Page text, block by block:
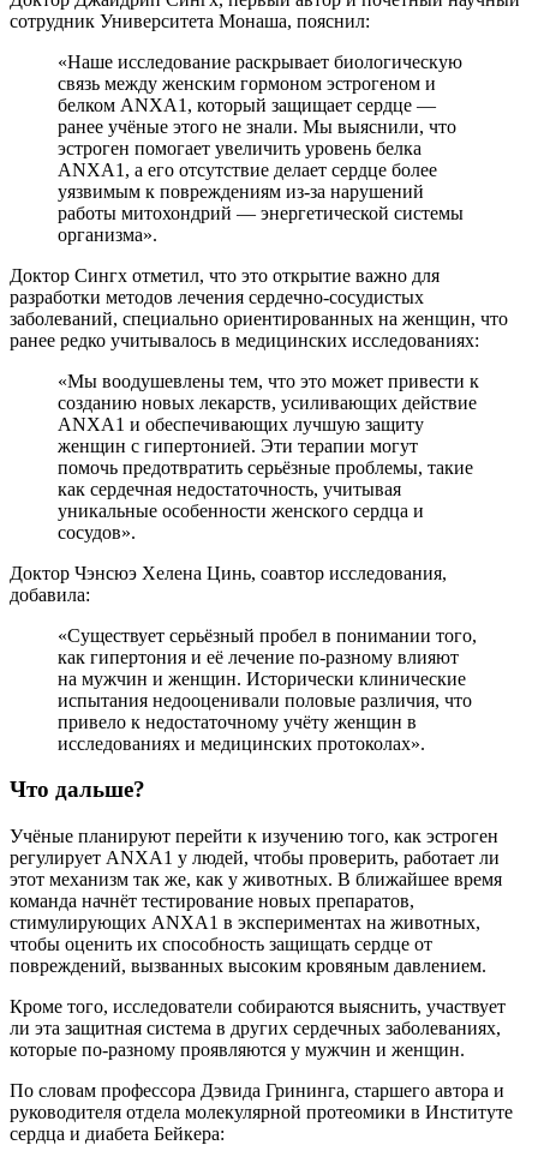
сотрудник Университета Монаша, пояснил:
«Наше исследование раскрывает биологическую
связь между женским гормоном эстрогеном и
белком ANXA1, который защищает сердце —
ранее учёные этого не знали. Мы выяснили, что
эстроген помогает увеличить уровень белка
ANXA1, а его отсутствие делает сердце более
уязвимым к повреждениям из-за нарушений
работы митохондрий — энергетической системы
организма».
Доктор Сингх отметил, что это открытие важно для
разработки методов лечения сердечно-сосудистых
заболеваний, специально ориентированных на женщин, что
ранее редко учитывалось в медицинских исследованиях:
«Мы воодушевлены тем, что это может привести к
созданию новых лекарств, усиливающих действие
ANXA1 и обеспечивающих лучшую защиту
женщин с гипертонией. Эти терапии могут
помочь предотвратить серьёзные проблемы, такие
как сердечная недостаточность, учитывая
уникальные особенности женского сердца и
сосудов».
Доктор Чэнсюэ Хелена Цинь, соавтор исследования,
добавила:
«Существует серьёзный пробел в понимании того,
как гипертония и её лечение по-разному влияют
на мужчин и женщин. Исторически клинические
испытания недооценивали половые различия, что
привело к недостаточному учёту женщин в
исследованиях и медицинских протоколах».
Что дальше?
Учёные планируют перейти к изучению того, как эстроген
регулирует ANXA1 у людей, чтобы проверить, работает ли
этот механизм так же, как у животных. В ближайшее время
команда начнёт тестирование новых препаратов,
стимулирующих ANXA1 в экспериментах на животных,
чтобы оценить их способность защищать сердце от
повреждений, вызванных высоким кровяным давлением.
Кроме того, исследователи собираются выяснить, участвует
ли эта защитная система в других сердечных заболеваниях,
которые по-разному проявляются у мужчин и женщин.
По словам профессора Дэвида Грининга, старшего автора и
руководителя отдела молекулярной протеомики в Институте
сердца и диабета Бейкера: